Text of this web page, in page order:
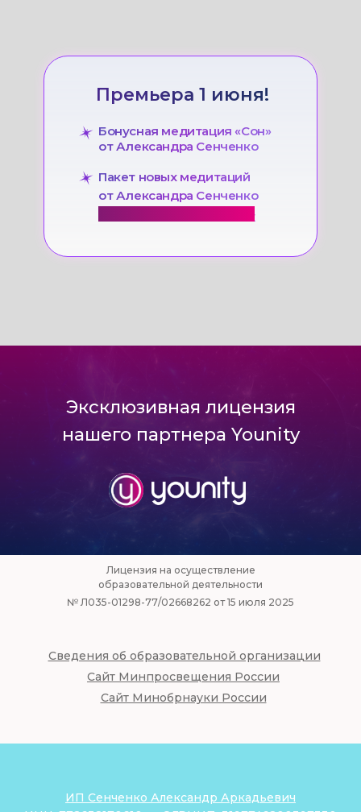
Бонусная медитация «Сон»
от Александра Сенченко
Пакет новых медитаций
от Александра Сенченко
ЭКСКЛЮЗИВНО НА САММИТЕ
Премьера 1 июня!
Эксклюзивная лицензия
нашего партнера Younity
Лицензия на осуществление
образовательной деятельности
№ Л035-01298-77/02668262 от 15 июля 2025
Сайт Минпросвещения России
Сайт Минобрнауки России
Сведения об образовательной организации
ИП Сенченко Александр Аркадьевич